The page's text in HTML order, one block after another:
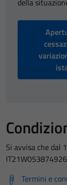
della
Si avvisa che dal
Termini e